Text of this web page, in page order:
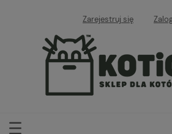
Zarejestruj się